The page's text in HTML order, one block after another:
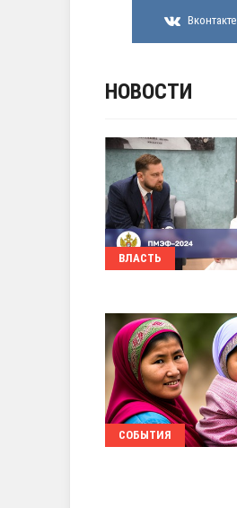
Вконтакте
НОВОСТИ
ВЛАСТЬ
СОБЫТИЯ